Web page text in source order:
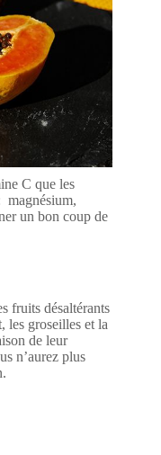
C que les
magnésium,
un bon coup de
fruits désaltérants
les groseilles et la
de leur
n’aurez plus